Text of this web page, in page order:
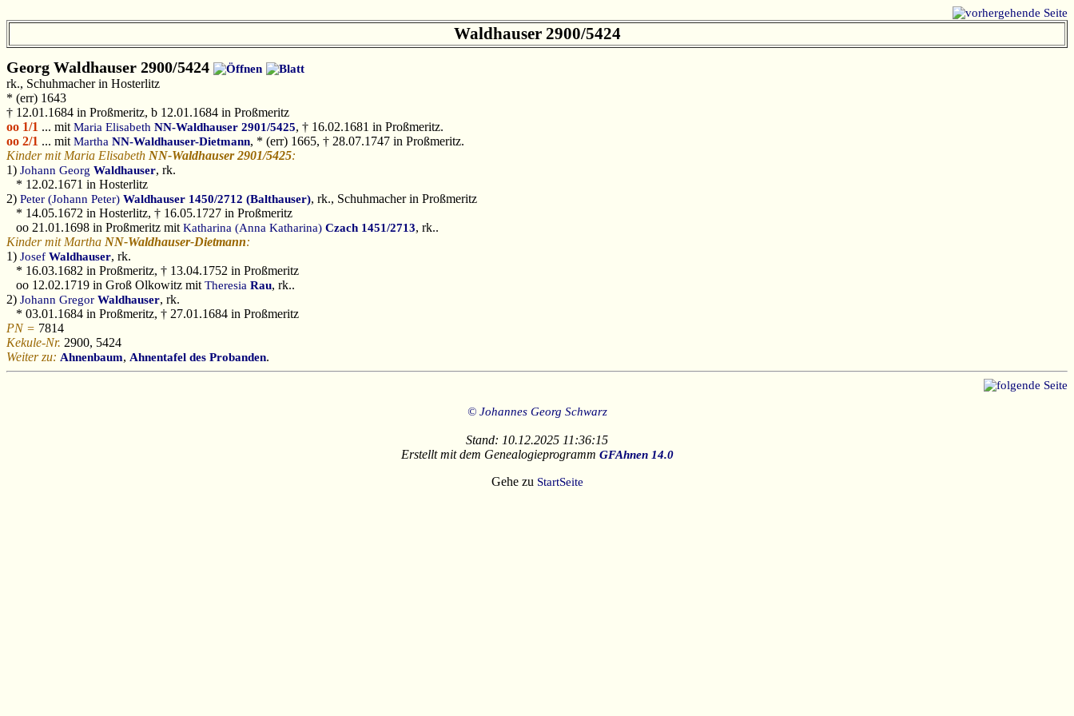
Waldhauser 2900/5424
Georg Waldhauser 2900/5424
rk., Schuhmacher in Hosterlitz
* (err) 1643
† 12.01.1684 in Proßmeritz, b 12.01.1684 in Proßmeritz
oo 1/1 ... mit Maria Elisabeth NN-Waldhauser 2901/5425, † 16.02.1681 in Proßmeritz.
oo 2/1 ... mit Martha NN-Waldhauser-Dietmann, * (err) 1665, † 28.07.1747 in Proßmeritz.
Kinder mit Maria Elisabeth NN-Waldhauser 2901/5425:
1) Johann Georg Waldhauser, rk.
* 12.02.1671 in Hosterlitz
2) Peter (Johann Peter) Waldhauser 1450/2712 (Balthauser), rk., Schuhmacher in Proßmeritz
* 14.05.1672 in Hosterlitz, † 16.05.1727 in Proßmeritz
oo 21.01.1698 in Proßmeritz mitKatharina (Anna Katharina)Czach 1451/2713, rk..
Kinder mit Martha NN-Waldhauser-Dietmann:
1) Josef Waldhauser, rk.
* 16.03.1682 in Proßmeritz, † 13.04.1752 in Proßmeritz
oo 12.02.1719 in Groß Olkowitz mitTheresiaRau, rk..
2) Johann Gregor Waldhauser, rk.
* 03.01.1684 in Proßmeritz, † 27.01.1684 in Proßmeritz
PN = 7814
Kekule-Nr. 2900, 5424
Weiter zu: Ahnenbaum, Ahnentafel des Probanden.
© Johannes Georg Schwarz
Stand: 10.12.2025 11:36:15
Erstellt mit dem Genealogieprogramm GFAhnen 14.0
Gehe zu StartSeite